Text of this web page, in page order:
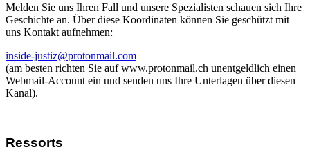
Melden Sie uns Ihren Fall und unsere Spezialisten schauen sich Ihre
Geschichte an. Über diese Koordinaten können Sie geschützt mit
uns Kontakt aufnehmen:
inside-justiz@protonmail.com
(am besten richten Sie auf www.protonmail.ch unentgeldlich einen
Webmail-Account ein und senden uns Ihre Unterlagen über diesen
Kanal).
Ressorts